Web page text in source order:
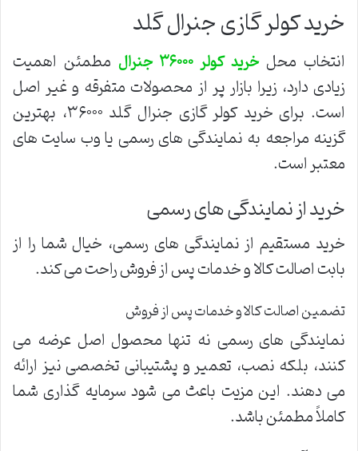
خرید کولر گازی جنرال گلد
انتخاب محلخرید کولر ۳۶۰۰۰ جنرال
مطمئن اهمیت
زیادی دارد، زیرا بازار پر از محصولات متفرقه و غیر اصل
است. برای خرید کولر گازی جنرال گلد ۳۶۰۰۰، بهترین
گزینه مراجعه به نمایندگی های رسمی یا وب سایت های
معتبر است.
خرید از نمایندگی های رسمی
خرید مستقیم از نمایندگی های رسمی، خیال شما را از
بابت اصالت کالا و خدمات پس از فروش راحت می کند.
تضمین اصالت کالا و خدمات پس از فروش
نمایندگی های رسمی نه تنها محصول اصل عرضه می
کنند، بلکه نصب، تعمیر و پشتیبانی تخصصی نیز ارائه
می دهند. این مزیت باعث می شود سرمایه گذاری شما
کاملاً مطمئن باشد.